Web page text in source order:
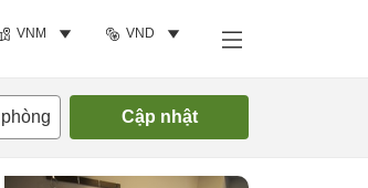
VNM VND
phòng Cập nhật
Tìm phòng trống